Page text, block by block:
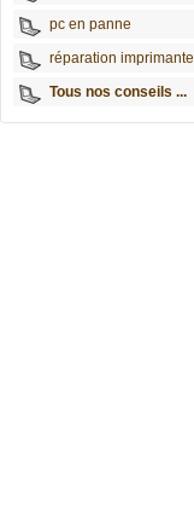
pc en panne
réparation imprimante
Tous nos conseils ...